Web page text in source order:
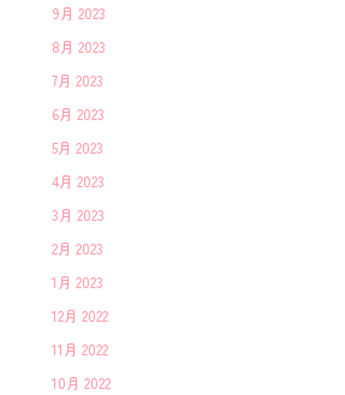
9月 2023
8月 2023
7月 2023
6月 2023
5月 2023
4月 2023
3月 2023
2月 2023
1月 2023
12月 2022
11月 2022
10月 2022